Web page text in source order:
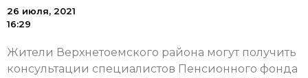
26 июля, 2021
16:29
Жители Верхнетоемского района могут получить
консультации специалистов Пенсионного фонда